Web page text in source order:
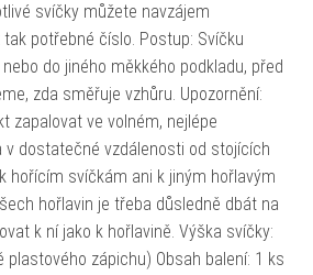
svíčky můžete navzájem
potřebné číslo. Postup: Svíčku
do jiného měkkého podkladu, před
zda směřuje vzhůru. Upozornění:
zapalovat ve volném, nejlépe
v dostatečné vzdálenosti od stojících
hořícím svíčkám ani k jiným hořlavým
hořlavin je třeba důsledně dbát na
k ní jako k hořlavině. Výška svíčky:
zápichu) Obsah balení: 1 ks